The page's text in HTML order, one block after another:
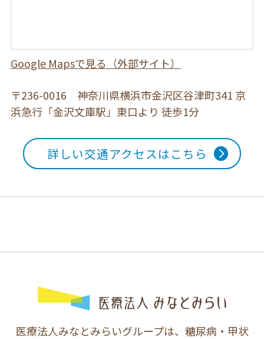
Google Mapsで見る（外部サイト）
〒236-0016 神奈川県横浜市金沢区谷津町341 京
浜急行「金沢文庫駅」東口より 徒歩1分
詳しい交通アクセスはこちら
医療法人みなとみらいグループは、糖尿病・甲状